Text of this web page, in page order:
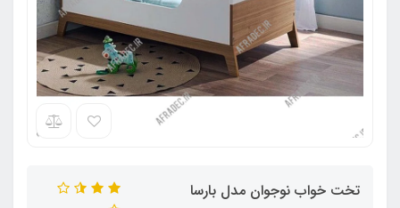
تخت خواب نوجوان مدل بارسا